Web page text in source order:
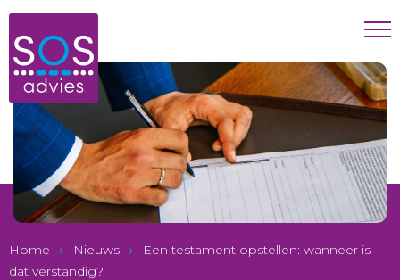
Home Nieuws
Een testament opstellen: wanneer is
dat verstandig?